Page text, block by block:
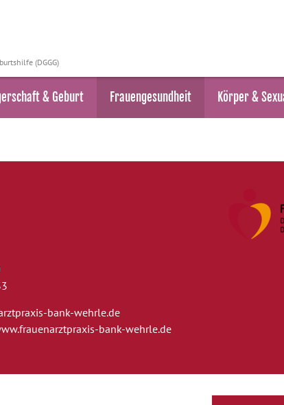
(DGGG)
& Geburt Frauengesundheit Körper &
bank-wehrle.de
bank-wehrle.de